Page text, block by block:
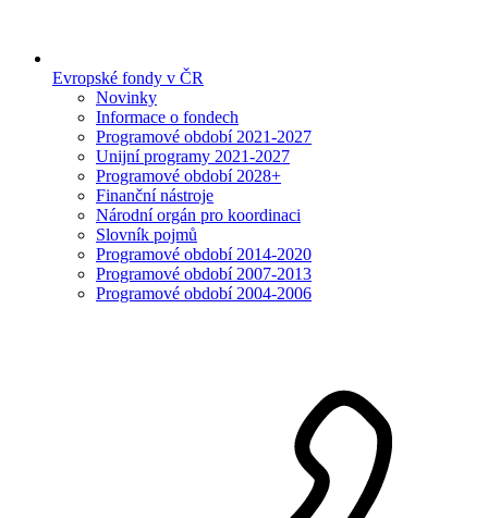
Evropské fondy v ČR
Novinky
Informace o fondech
Programové období 2021-2027
Unijní programy 2021-2027
Programové období 2028+
Finanční nástroje
Národní orgán pro koordinaci
Slovník pojmů
Programové období 2014-2020
Programové období 2007-2013
Programové období 2004-2006